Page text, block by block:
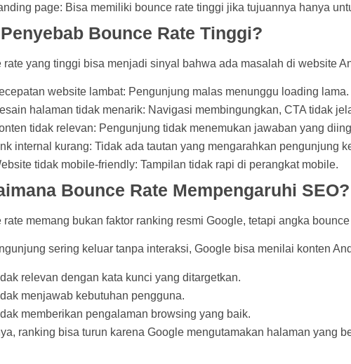
page: Bisa memiliki bounce rate tinggi jika tujuannya hanya
Bounce Rate Tinggi?
rate yang tinggi bisa menjadi sinyal bahwa ada masalah di website
website lambat: Pengunjung malas menunggu loading lama.
halaman tidak menarik: Navigasi membingungkan, CTA tidak
tidak relevan: Pengunjung tidak menemukan jawaban yang
internal kurang: Tidak ada tautan yang mengarahkan pengunjung
tidak mobile-friendly: Tampilan tidak rapi di perangkat mobile.
Bounce Rate Mempengaruhi SEO?
rate memang bukan faktor ranking resmi Google, tetapi angka
sering keluar tanpa interaksi, Google bisa menilai konten
relevan dengan kata kunci yang ditargetkan.
menjawab kebutuhan pengguna.
memberikan pengalaman browsing yang baik.
ranking bisa turun karena Google mengutamakan halaman yang